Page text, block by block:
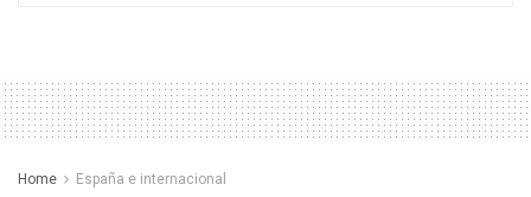
Home España e internacional